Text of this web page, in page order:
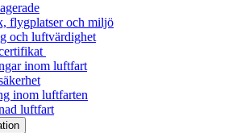
flygplatser och miljö
och luftvärdighet
inom luftfart
inom luftfarten
luftfart